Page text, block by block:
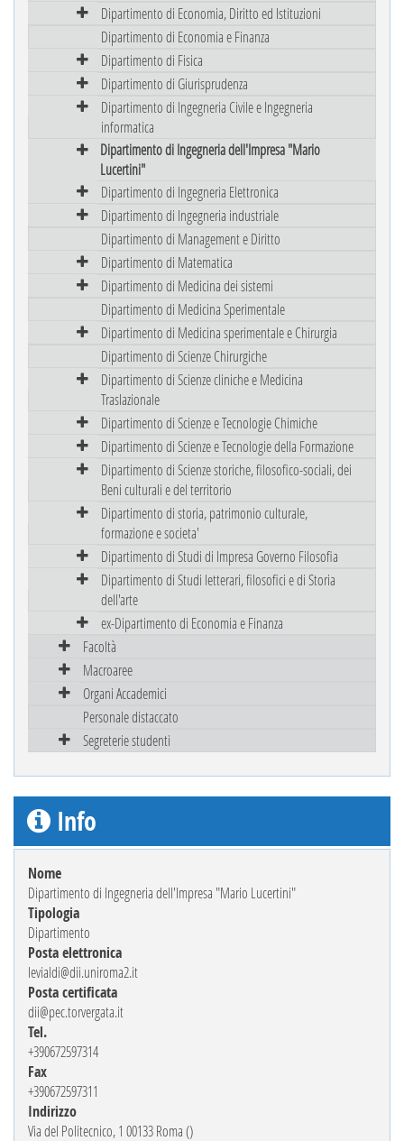
Dipartimento di Economia, Diritto ed Istituzioni
Dipartimento di Economia e Finanza
Dipartimento di Fisica
Dipartimento di Giurisprudenza
Dipartimento di Ingegneria Civile e Ingegneria
informatica
Dipartimento di Ingegneria dell'Impresa "Mario
Lucertini"
Dipartimento di Ingegneria Elettronica
Dipartimento di Ingegneria industriale
Dipartimento di Management e Diritto
Dipartimento di Matematica
Dipartimento di Medicina dei sistemi
Dipartimento di Medicina Sperimentale
Dipartimento di Medicina sperimentale e Chirurgia
Dipartimento di Scienze Chirurgiche
Dipartimento di Scienze cliniche e Medicina
Traslazionale
Dipartimento di Scienze e Tecnologie Chimiche
Dipartimento di Scienze e Tecnologie della Formazione
Dipartimento di Scienze storiche, filosofico-sociali, dei
Beni culturali e del territorio
Dipartimento di storia, patrimonio culturale,
formazione e societa'
Dipartimento di Studi di Impresa Governo Filosofia
Dipartimento di Studi letterari, filosofici e di Storia
dell'arte
ex-Dipartimento di Economia e Finanza
Facoltà
Macroaree
Organi Accademici
Personale distaccato
Segreterie studenti
Info
Nome
Dipartimento di Ingegneria dell'Impresa "Mario Lucertini"
Tipologia
Dipartimento
Posta elettronica
levialdi@dii.uniroma2.it
Posta certificata
dii@pec.torvergata.it
Tel.
+390672597314
Fax
+390672597311
Indirizzo
Via del Politecnico, 1 00133 Roma ()